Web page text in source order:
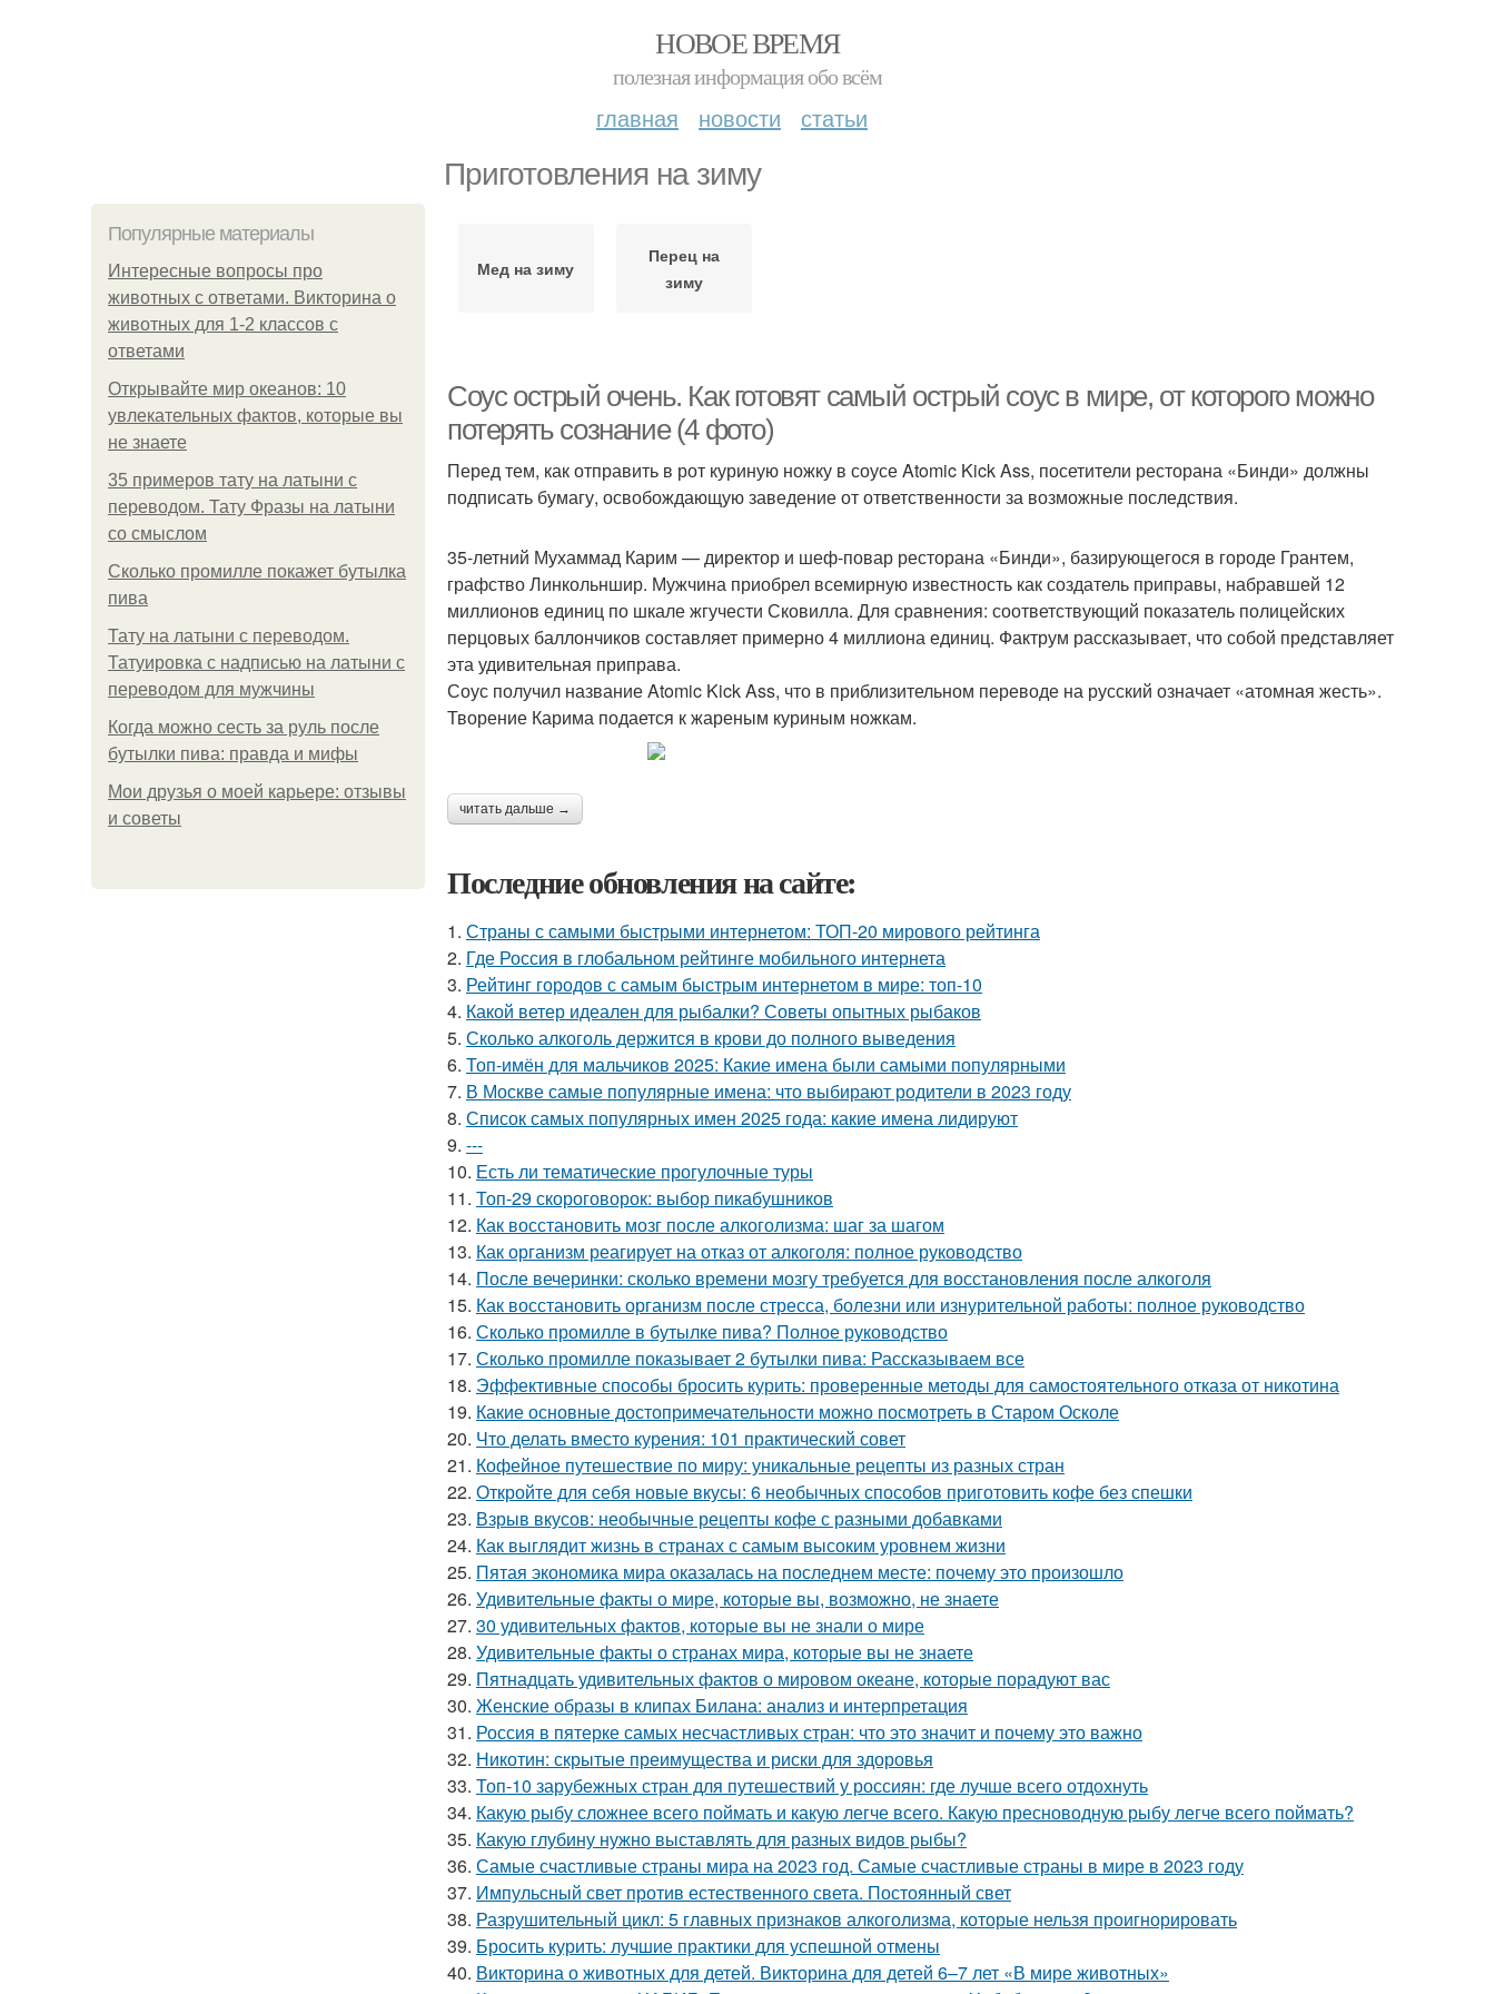
НОВОЕ ВРЕМЯ
полезная информация обо всём
главная новости статьи
Приготовления на зиму
Популярные материалы
Интересные вопросы про
животных с ответами. Викторина о
животных для 1-2 классов с
ответами
Открывайте мир океанов: 10
увлекательных фактов, которые вы
не знаете
35 примеров тату на латыни с
переводом. Тату Фразы на латыни
со смыслом
Сколько промилле покажет бутылка
пива
Тату на латыни с переводом.
Татуировка с надписью на латыни с
переводом для мужчины
Когда можно сесть за руль после
бутылки пива: правда и мифы
Мои друзья о моей карьере: отзывы
и советы
Мед на зиму
Перец на
зиму
Соус острый очень. Как готовят самый острый соус в мире, от которого можно
потерять сознание (4 фото)
Перед тем, как отправить в рот куриную ножку в соусе Atomic Kick Ass, посетители ресторана «Бинди» должны
подписать бумагу, освобождающую заведение от ответственности за возможные последствия.
35-летний Мухаммад Карим — директор и шеф-повар ресторана «Бинди», базирующегося в городе Грантем,
графство Линкольншир. Мужчина приобрел всемирную известность как создатель приправы, набравшей 12
миллионов единиц по шкале жгучести Сковилла. Для сравнения: соответствующий показатель полицейских
перцовых баллончиков составляет примерно 4 миллиона единиц. Фактрум рассказывает, что собой представляет
эта удивительная приправа.
Соус получил название Atomic Kick Ass, что в приблизительном переводе на русский означает «атомная жесть».
Творение Карима подается к жареным куриным ножкам.
читать дальше →
Последние обновления на сайте:
1. Страны с самыми быстрыми интернетом: ТОП-20 мирового рейтинга
2. Где Россия в глобальном рейтинге мобильного интернета
3. Рейтинг городов с самым быстрым интернетом в мире: топ-10
4. Какой ветер идеален для рыбалки? Советы опытных рыбаков
5. Сколько алкоголь держится в крови до полного выведения
6. Топ-имён для мальчиков 2025: Какие имена были самыми популярными
7. В Москве самые популярные имена: что выбирают родители в 2023 году
8. Список самых популярных имен 2025 года: какие имена лидируют
9. ---
10. Есть ли тематические прогулочные туры
11. Топ-29 скороговорок: выбор пикабушников
12. Как восстановить мозг после алкоголизма: шаг за шагом
13. Как организм реагирует на отказ от алкоголя: полное руководство
14. После вечеринки: сколько времени мозгу требуется для восстановления после алкоголя
15. Как восстановить организм после стресса, болезни или изнурительной работы: полное руководство
16. Сколько промилле в бутылке пива? Полное руководство
17. Сколько промилле показывает 2 бутылки пива: Рассказываем все
18. Эффективные способы бросить курить: проверенные методы для самостоятельного отказа от никотина
19. Какие основные достопримечательности можно посмотреть в Старом Осколе
20. Что делать вместо курения: 101 практический совет
21. Кофейное путешествие по миру: уникальные рецепты из разных стран
22. Откройте для себя новые вкусы: 6 необычных способов приготовить кофе без спешки
23. Взрыв вкусов: необычные рецепты кофе с разными добавками
24. Как выглядит жизнь в странах с самым высоким уровнем жизни
25. Пятая экономика мира оказалась на последнем месте: почему это произошло
26. Удивительные факты о мире, которые вы, возможно, не знаете
27. 30 удивительных фактов, которые вы не знали о мире
28. Удивительные факты о странах мира, которые вы не знаете
29. Пятнадцать удивительных фактов о мировом океане, которые порадуют вас
30. Женские образы в клипах Билана: анализ и интерпретация
31. Россия в пятерке самых несчастливых стран: что это значит и почему это важно
32. Никотин: скрытые преимущества и риски для здоровья
33. Топ-10 зарубежных стран для путешествий у россиян: где лучше всего отдохнуть
34. Какую рыбу сложнее всего поймать и какую легче всего. Какую пресноводную рыбу легче всего поймать?
35. Какую глубину нужно выставлять для разных видов рыбы?
36. Самые счастливые страны мира на 2023 год. Самые счастливые страны в мире в 2023 году
37. Импульсный свет против естественного света. Постоянный свет
38. Разрушительный цикл: 5 главных признаков алкоголизма, которые нельзя проигнорировать
39. Бросить курить: лучшие практики для успешной отмены
40. Викторина о животных для детей. Викторина для детей 6–7 лет «В мире животных»